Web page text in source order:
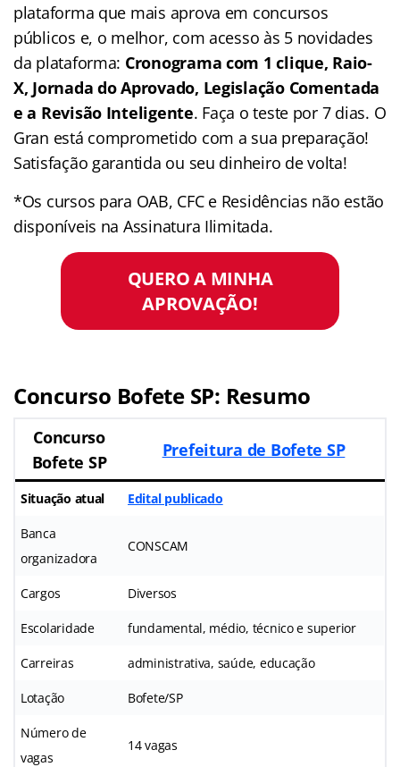
plataforma que mais aprova em concursos
públicos e, o melhor, com acesso às 5 novidades
da plataforma: Cronograma com 1 clique, Raio-
X, Jornada do Aprovado, Legislação Comentada
e a Revisão Inteligente. Faça o teste por 7 dias. O
Gran está comprometido com a sua preparação!
Satisfação garantida ou seu dinheiro de volta!
*Os cursos para OAB, CFC e Residências não estão
disponíveis na Assinatura Ilimitada.
QUERO A MINHA
APROVAÇÃO!
Concurso Bofete SP: Resumo
Concurso
Bofete SP
Prefeitura de Bofete SP
Situação atual Edital publicado
Banca
organizadora
CONSCAM
Cargos Diversos
Escolaridade fundamental, médio, técnico e superior
Carreiras administrativa, saúde, educação
Lotação Bofete/SP
Número de
vagas
14 vagas